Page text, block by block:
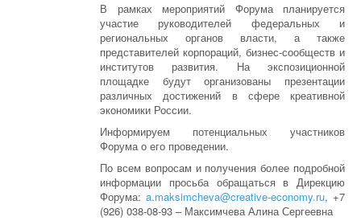
В рамках мероприятий Форума планируется
участие руководителей федеральных и
региональных органов власти, а также
представителей корпораций, бизнес-сообществ и
институтов развития. На экспозиционной
площадке будут организованы презентации
различных достижений в сфере креативной
экономики России.
Информируем потенциальных участников
Форума о его проведении.
По всем вопросам и получения более подробной
информации просьба обращаться в Дирекцию
Форума:a.maksimcheva@creative-economy.ru, +7
(926) 038-08-93 – Максимчева Алина Сергеевна